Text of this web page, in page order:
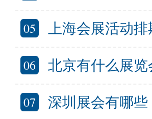
05 上海会展活动排期
06 北京有什么展览会
07 深圳展会有哪